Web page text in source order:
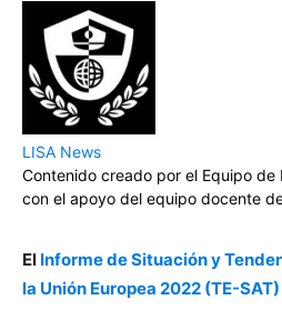
LISA News
Contenido creado por el Equipo de
con el apoyo del equipo docente
El Informe de Situación y
la Unión Europea 2022 (TE-SAT)